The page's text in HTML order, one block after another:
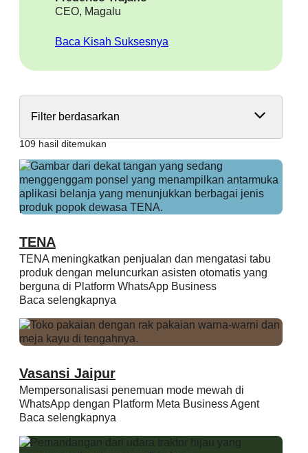
CEO, Magalu
Baca Kisah Suksesnya
Filter berdasarkan
109 hasil ditemukan
TENA
TENA meningkatkan penjualan dan mengatasi tabu
produk dengan meluncurkan asisten otomatis yang
berguna di Platform WhatsApp Business
Baca selengkapnya
Vasansi Jaipur
Mempersonalisasi penemuan mode mewah di
WhatsApp dengan Platform Meta Business Agent
Baca selengkapnya